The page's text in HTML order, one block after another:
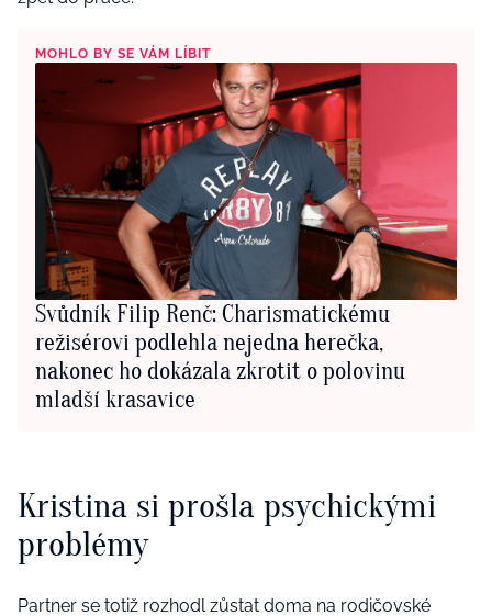
MOHLO BY SE VÁM LÍBIT
Svůdník Filip Renč: Charismatickému
režisérovi podlehla nejedna herečka,
nakonec ho dokázala zkrotit o polovinu
mladší krasavice
Kristina si prošla psychickými
problémy
Partner se totiž rozhodl zůstat doma na rodičovské